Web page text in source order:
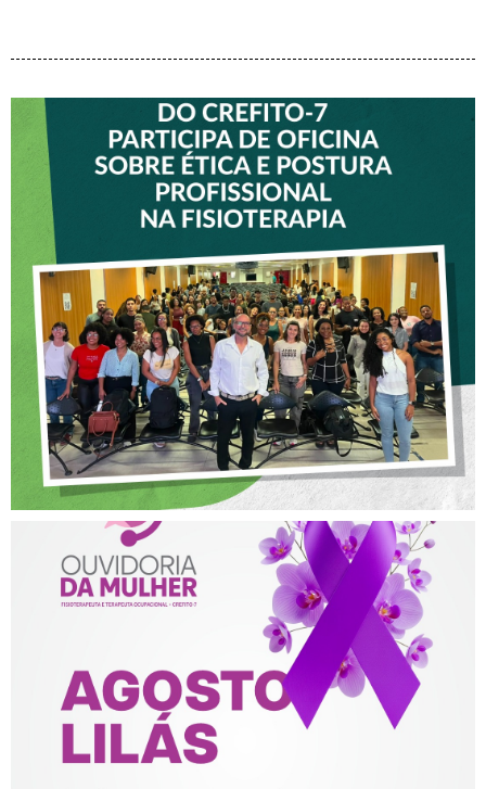
VICE-PRESIDENTE DO
CREFITO-7 PARTICIPA DE
OFICINA SOBRE ÉTICA E
POSTURA PROFISSIONAL
NA FISIOTERAPIA
AGOSTO LILÁS – ACOLHER,
PROTEGER E COMBATER A
VIOLÊNCIA CONTRA A
MULHER